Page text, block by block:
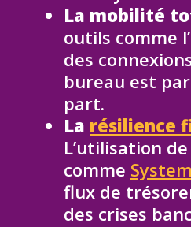
La mobilité
outils comme
des
bureau est
part.
La résilience
L’utilisation
comme
flux de
des crises